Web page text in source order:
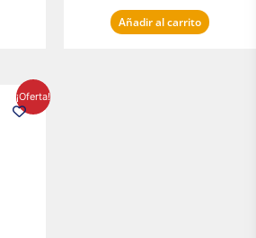
Añadir al carrito
¡Oferta!
precio
actual